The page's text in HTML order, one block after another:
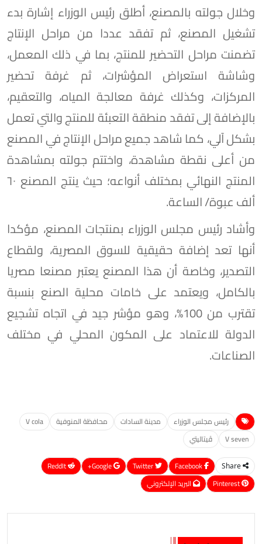
وخلال جولته بالمصنع، أطلق رئيس الوزراء إشارة بدء
تشغيل المصنع، ثم تفقد عددا من مراحل الإنتاج
تضمنت مراحل التحضير للمنتج، بما في ذلك المعمل،
وشاشة استعراض المؤشرات، ثم غرفة تحضير
المركزات، وكذلك غرفة معالجة المياه، والتعقيم،
بالإضافة إلى تفقد منطقة التعبئة للمنتج والتي تعمل
بشكل آلي، كما شاهد جميع مراحل الإنتاج في المصنع
من أعلى نقطة مشاهدة، واختتم جولته بمشاهدة
المنتج النهائي بمختلف أنواعه؛ حيث ينتج المصنع ٦٠
ألف عبوة/ الساعة.
وأشاد رئيس مجلس الوزراء بمنتجات المصنع، مؤكدا
أنها تعد إضافة حقيقية للسوق المصرية، ولقطاع
التصدير، وخاصة أن هذا المصنع يعتبر مصنعا مصريا
بالكامل، ويعتمد على خامات محلية الصنع بنسبة
تقترب من 100%، وهو مؤشر جيد في اتجاه تشجيع
الدولة للاعتماد على المكون المحلي في مختلف
الصناعات.
رئيس مجلس الوزراء مدينة السادات محافظة المنوفية
V cola
V seven
ڤيتاليتي
Share
Google+
ReddIt
Pinterest
البريد الإلكتروني